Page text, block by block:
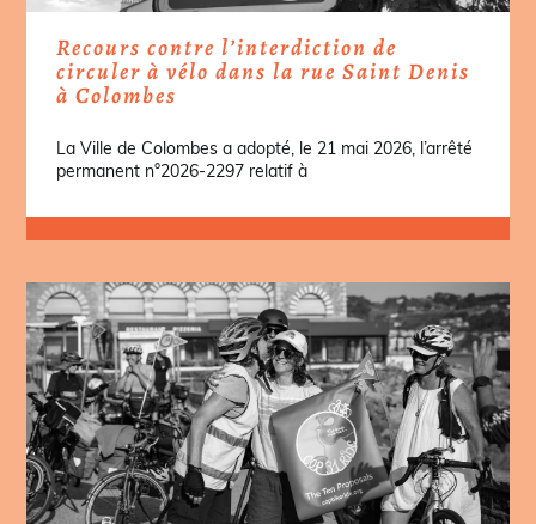
Recours contre l’interdiction de
circuler à vélo dans la rue Saint Denis
à Colombes
La Ville de Colombes a adopté, le 21 mai 2026, l’arrêté
permanent n°2026-2297 relatif à